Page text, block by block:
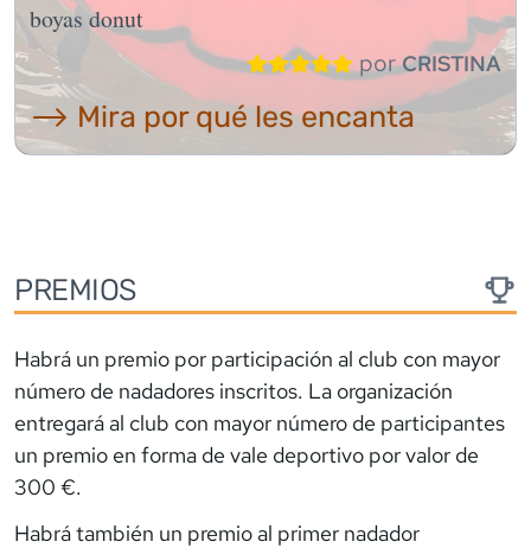
boyas donut
porCRISTINA
⟶ Mira por qué les encanta
PREMIOS
Habrá un premio por participación al club con mayor
número de nadadores inscritos. La organización
entregará al club con mayor número de participantes
un premio en forma de vale deportivo por valor de
300 €.
Habrá también un premio al primer nadador